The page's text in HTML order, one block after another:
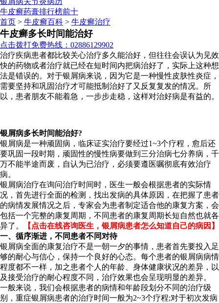
牛皮癣药膏排行榜前十
首页 > 牛皮癣百科 > 牛皮癣治疗
牛皮癣多长时间能治好
点击拨打免费热线：02886129902
治疗疾病患者都比较关心治疗多久能治好，但往往会误认为见效
快的药物或者治疗就已经在短时间内把病治好了，实际上这种想
法是错误的。对于银屑病来说，因为它是一种慢性皮肤性炎症，
需要坚持和巩固治疗才可能抵制治好了又反复复发的情况。所
以，患者朋友不能着急，一步步走稳，这样对治好病是有益的。
银屑病多长时间能治好?
银屑病是一种顽固病，临床证实治疗要经过1~3个疗程，愈后还
要巩固一段时期，顽固性的慢性病要做到三分治病七分养病，千
万不能半途而废，自认为已治疗，必须要遵医嘱彻底有效治疗
病。
银屑病治疗在询问治疗时间时，医生一般会根据患者的实际情
况，首先进行全面的检测，找出发病的具体原因，在把握了患者
的病情发展情况之后，专家会为患者制定适合他的康复方案，会
包括一个完整的康复周期，不同患者的康复周期长短自然也就各
异了。
【点击在线咨询医生，银屑病患者怎么知道自己的病因】
一、循序渐进，不同患者不同对待
银屑病全面的康复治疗不是一朝一夕的事情，患者首先要投入足
够的耐心与信心，保持一个良好的心态。每个患者的银屑病病情
程度都不一样，加之患者个人的年龄、身体健康状况的差异，以
及接受治疗的耐心程度不同，治疗效果也会呈现明显的差异。
一般来说，我们会根据患者的病情和年龄段划分不同的治疗级
别，重症银屑病患者的治疗时间一般为2~3个疗程;对于初次发病